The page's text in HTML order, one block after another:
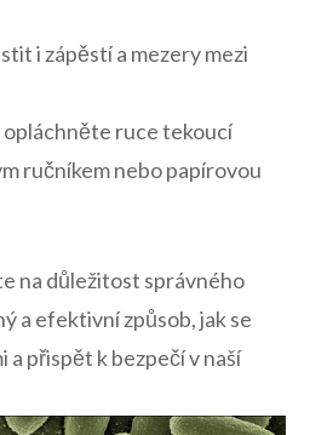
i‌ zápěstí a⁢ mezery mezi
opláchněte ruce⁢ tekoucí
ručníkem nebo papírovou
na důležitost správného
a efektivní způsob, jak se
​přispět‍ k bezpečí v naší